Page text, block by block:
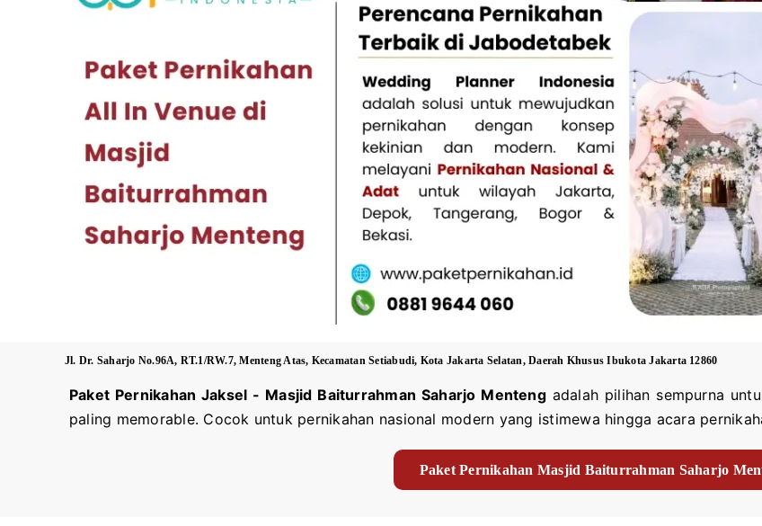
Jl. Dr. Saharjo No.96A, RT.1/RW.7, Menteng Atas, Kecamatan Setiabudi, Kota Jakarta Selatan, Daerah Khusus Ibukota Jakarta 12860
Paket Pernikahan Jaksel - Masjid Baiturrahman Saharjo Mentengadalah pilihan sempurna
paling memorable. Cocok untuk pernikahan nasional modern yang istimewa hingga acara
Paket Pernikahan Masjid Baiturrahman Saharjo